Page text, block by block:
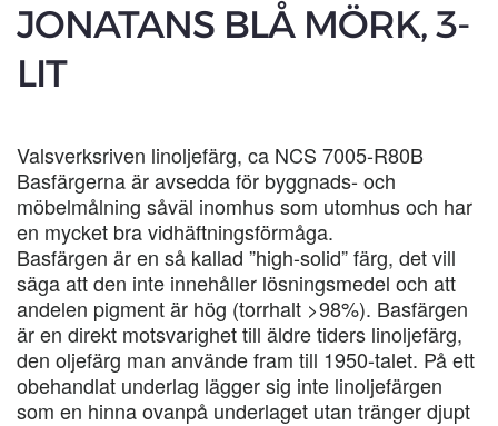
JONATANS BLÅ MÖRK, 3-
LIT
Valsverksriven linoljefärg, ca NCS 7005-R80B
Basfärgerna är avsedda för byggnads- och
möbelmålning såväl inomhus som utomhus och har
en mycket bra vidhäftningsförmåga.
Basfärgen är en så kallad ”high-solid” färg, det vill
säga att den inte innehåller lösningsmedel och att
andelen pigment är hög (torrhalt >98%). Basfärgen
är en direkt motsvarighet till äldre tiders linoljefärg,
den oljefärg man använde fram till 1950-talet. På ett
obehandlat underlag lägger sig inte linoljefärgen
som en hinna ovanpå underlaget utan tränger djupt